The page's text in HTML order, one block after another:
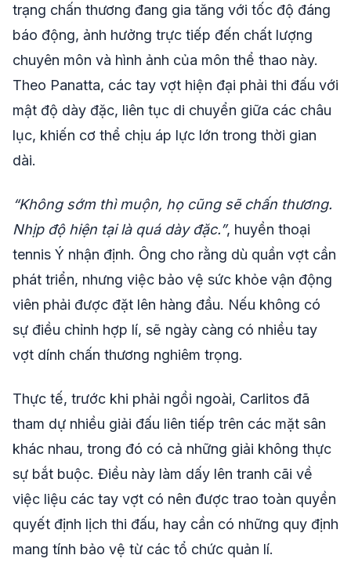
trạng chấn thương đang gia tăng với tốc độ đáng
báo động, ảnh hưởng trực tiếp đến chất lượng
chuyên môn và hình ảnh của môn thể thao này.
Theo Panatta, các tay vợt hiện đại phải thi đấu với
mật độ dày đặc, liên tục di chuyển giữa các châu
lục, khiến cơ thể chịu áp lực lớn trong thời gian
dài.
“Không sớm thì muộn, họ cũng sẽ chấn thương.
Nhịp độ hiện tại là quá dày đặc.”, huyền thoại
tennis Ý nhận định. Ông cho rằng dù quần vợt cần
phát triển, nhưng việc bảo vệ sức khỏe vận động
viên phải được đặt lên hàng đầu. Nếu không có
sự điều chỉnh hợp lí, sẽ ngày càng có nhiều tay
vợt dính chấn thương nghiêm trọng.
Thực tế, trước khi phải ngồi ngoài, Carlitos đã
tham dự nhiều giải đấu liên tiếp trên các mặt sân
khác nhau, trong đó có cả những giải không thực
sự bắt buộc. Điều này làm dấy lên tranh cãi về
việc liệu các tay vợt có nên được trao toàn quyền
quyết định lịch thi đấu, hay cần có những quy định
mang tính bảo vệ từ các tổ chức quản lí.